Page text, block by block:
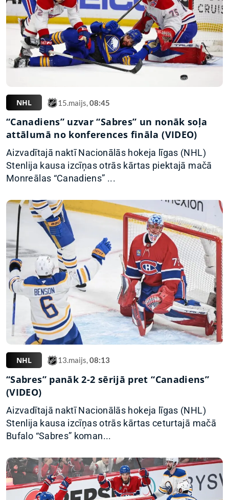
NHL 15.maijs,08:45
“Canadiens” uzvar “Sabres” un nonāk soļa
attālumā no konferences fināla (VIDEO)
Aizvadītajā naktī Nacionālās hokeja līgas (NHL)
Stenlija kausa izcīņas otrās kārtas piektajā mačā
Monreālas “Canadiens” ...
NHL 13.maijs,08:13
“Sabres” panāk 2-2 sērijā pret “Canadiens”
(VIDEO)
Aizvadītajā naktī Nacionālās hokeja līgas (NHL)
Stenlija kausa izcīņas otrās kārtas ceturtajā mačā
Bufalo “Sabres” koman...